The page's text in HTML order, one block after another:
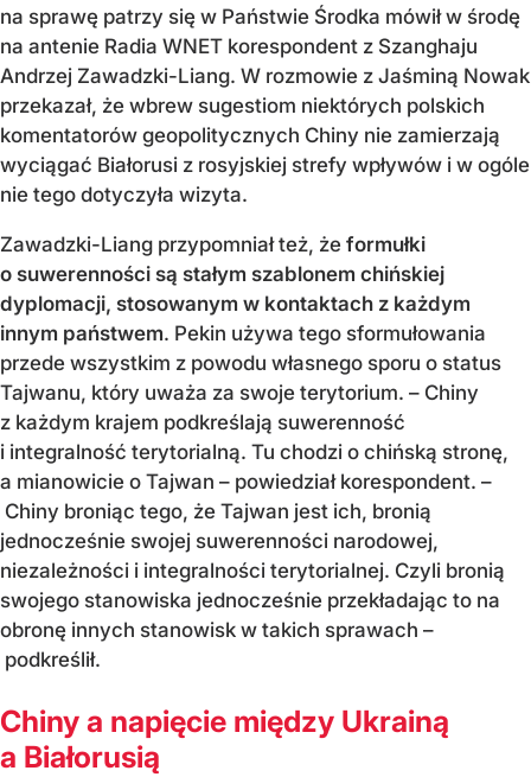
na sprawę patrzy się w Państwie Środka mówił w środę
na antenie Radia WNET korespondent z Szanghaju
Andrzej Zawadzki-Liang. W rozmowie z Jaśminą Nowak
przekazał, że wbrew sugestiom niektórych polskich
komentatorów geopolitycznych Chiny nie zamierzają
wyciągać Białorusi z rosyjskiej strefy wpływów i w ogóle
nie tego dotyczyła wizyta.
Zawadzki-Liang przypomniał też, że formułki
o suwerenności są stałym szablonem chińskiej
dyplomacji, stosowanym w kontaktach z każdym
innym państwem. Pekin używa tego sformułowania
przede wszystkim z powodu własnego sporu o status
Tajwanu, który uważa za swoje terytorium. – Chiny
z każdym krajem podkreślają suwerenność
i integralność terytorialną. Tu chodzi o chińską stronę,
a mianowicie o Tajwan – powiedział korespondent. –
Chiny broniąc tego, że Tajwan jest ich, bronią
jednocześnie swojej suwerenności narodowej,
niezależności i integralności terytorialnej. Czyli bronią
swojego stanowiska jednocześnie przekładając to na
obronę innych stanowisk w takich sprawach –
podkreślił.
Chiny a napięcie między Ukrainą
a Białorusią